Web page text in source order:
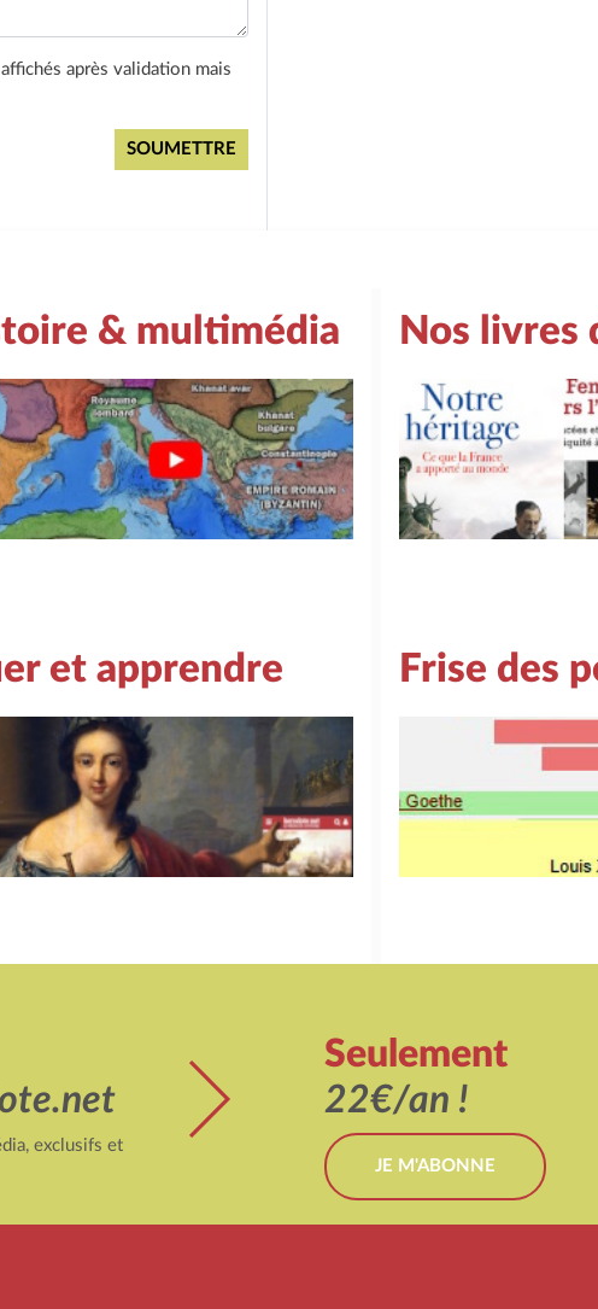
après validation mais
& multimédia Nos livres
et apprendre Frise des
exclusifs et
Seulement
22€/an !
JE M'ABONNE